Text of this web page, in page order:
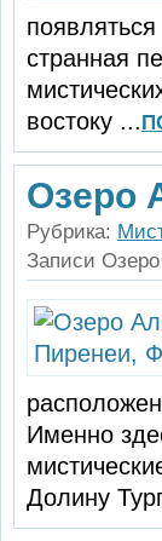
странная
востоку ...
Озеро
Рубрика:
Записи
Именно
Долину